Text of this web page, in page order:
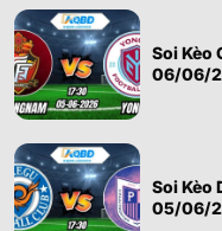
Soi Kèo
06/06/
Soi Kèo
05/06/